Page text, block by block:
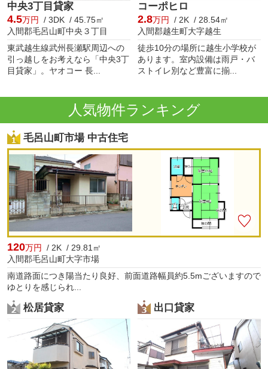
中央3丁目貸家
4.5万円
/ 3DK / 45.75㎡
入間郡毛呂山町中央３丁目
東武越生線武州長瀬駅周辺への
引っ越しをお考えなら「中央3丁
目貸家」。ヤオコー 長...
コーポヒロ
2.8万円
/ 2K / 28.54㎡
入間郡越生町大字越生
徒歩10分の場所に越生小学校が
あります。室内設備は雨戸・バ
ストイレ別など豊富に揃...
人気物件ランキング
毛呂山町市場 中古住宅
120万円
/ 2K / 29.81㎡
入間郡毛呂山町大字市場
南道路面につき陽当たり良好、前面道路幅員約5.5mございますので
ゆとりを感じられ...
松居貸家 出口貸家